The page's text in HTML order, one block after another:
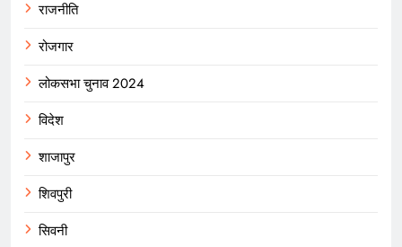
राजनीति
रोजगार
लोकसभा चुनाव 2024
विदेश
शाजापुर
शिवपुरी
सिवनी